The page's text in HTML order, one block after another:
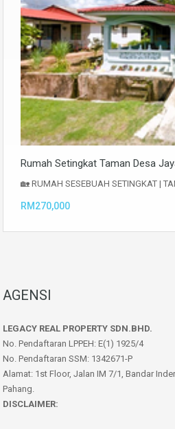
Rumah Setingkat Taman Desa
🏡 RUMAH SESEBUAH SETINGKAT |
RM270,000
AGENSI
LEGACY REAL PROPERTY SDN.BHD.
No. Pendaftaran LPPEH: E(1) 1925/4
No. Pendaftaran SSM: 1342671-P
Alamat: 1st Floor, Jalan IM 7/1, Bandar
Pahang.
DISCLAIMER: